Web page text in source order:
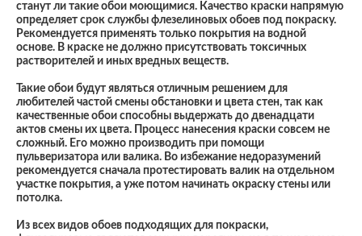
станут ли такие обои моющимися. Качество краски напрямую
определяет срок службы флезелиновых обоев под покраску.
Рекомендуется применять только покрытия на водной
основе. В краске не должно присутствовать токсичных
растворителей и иных вредных веществ.
Такие обои будут являться отличным решением для
любителей частой смены обстановки и цвета стен, так как
качественные обои способны выдержать до двенадцати
актов смены их цвета. Процесс нанесения краски совсем не
сложный. Его можно производить при помощи
пульверизатора или валика. Во избежание недоразумений
рекомендуется сначала протестировать валик на отдельном
участке покрытия, а уже потом начинать окраску стены или
потолка.
Из всех видов обоев подходящих для покраски,